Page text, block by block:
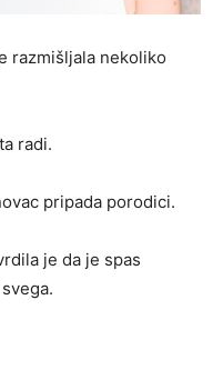
razmišljala nekoliko
radi.
pripada porodici.
je da je spas